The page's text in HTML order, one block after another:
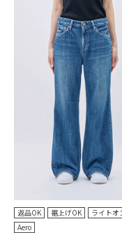
返品OK 裾上げOK
ライトオ
Aero